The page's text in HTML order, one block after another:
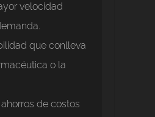
velocidad
que conlleva
o la
de costos